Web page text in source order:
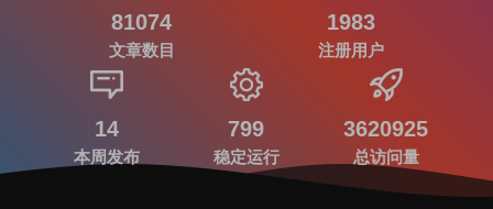
81074
文章数目
1983
注册用户
14
本周发布
799
稳定运行
3620925
总访问量